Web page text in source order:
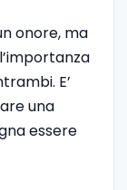
onore, ma
E’
una
essere